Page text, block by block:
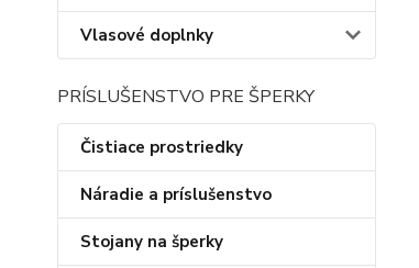
Vlasové doplnky
PRÍSLUŠENSTVO PRE ŠPERKY
Čistiace prostriedky
Náradie a príslušenstvo
Stojany na šperky